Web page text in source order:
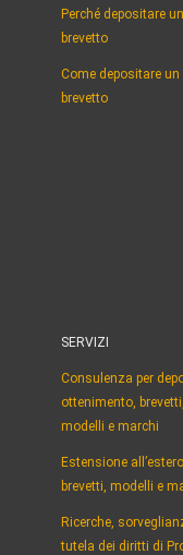
Perché depositare un
brevetto
Come depositare un
brevetto
SERVIZI
Consulenza per
ottenimento, brevetti,
modelli e marchi
Estensione
brevetti, modelli e
Ricerche,
tutela dei diritti di